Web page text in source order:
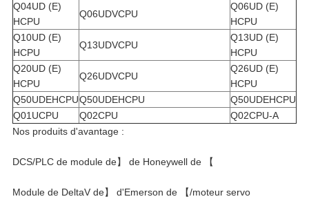
Q04UD (E)
HCPU
Q06UDVCPU
Q06UD (E)
HCPU
Q10UD (E)
HCPU
Q13UDVCPU
Q13UD (E)
HCPU
Q20UD (E)
HCPU
Q26UDVCPU
Q26UD (E)
HCPU
Q50UDEHCPUQ50UDEHCPU
Q50UDEHCPU
Q01UCPU
Q02CPU
Q02CPU-A
Nos produits d'avantage :
DCS/PLC de module de】 de Honeywell de 【
Module de DeltaV de】 d'Emerson de 【/moteur servo